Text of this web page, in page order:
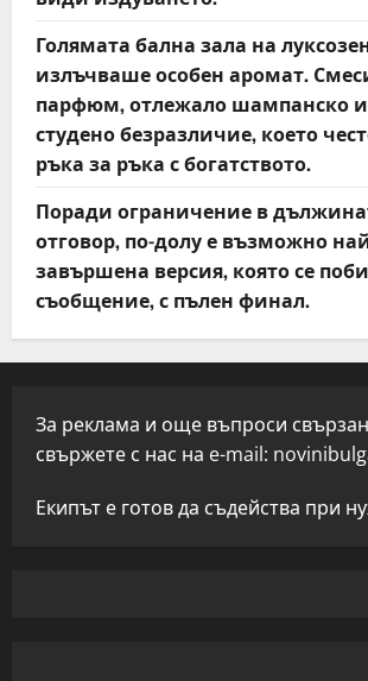
Голямата бална зала на
излъчваше особен аромат.
парфюм, отлежало шампанско
студено безразличие, което
ръка за ръка с богатството.
Поради ограничение в
отговор, по-долу е възможно
завършена версия, която се
съобщение, с пълен финал.
За реклама и още въпроси
свържете с нас на e-mail:
Екипът е готов да съдейства при